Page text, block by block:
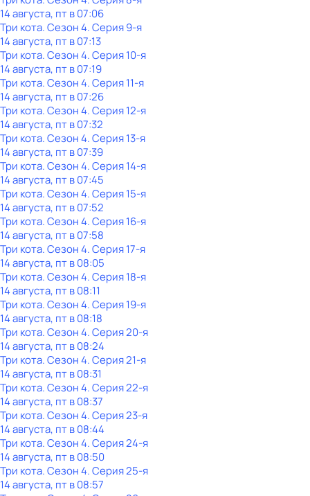
14 августа, пт в 07:06
Три кота. Сезон 4. Серия 9-я
14 августа, пт в 07:13
Три кота. Сезон 4. Серия 10-я
14 августа, пт в 07:19
Три кота. Сезон 4. Серия 11-я
14 августа, пт в 07:26
Три кота. Сезон 4. Серия 12-я
14 августа, пт в 07:32
Три кота. Сезон 4. Серия 13-я
14 августа, пт в 07:39
Три кота. Сезон 4. Серия 14-я
14 августа, пт в 07:45
Три кота. Сезон 4. Серия 15-я
14 августа, пт в 07:52
Три кота. Сезон 4. Серия 16-я
14 августа, пт в 07:58
Три кота. Сезон 4. Серия 17-я
14 августа, пт в 08:05
Три кота. Сезон 4. Серия 18-я
14 августа, пт в 08:11
Три кота. Сезон 4. Серия 19-я
14 августа, пт в 08:18
Три кота. Сезон 4. Серия 20-я
14 августа, пт в 08:24
Три кота. Сезон 4. Серия 21-я
14 августа, пт в 08:31
Три кота. Сезон 4. Серия 22-я
14 августа, пт в 08:37
Три кота. Сезон 4. Серия 23-я
14 августа, пт в 08:44
Три кота. Сезон 4. Серия 24-я
14 августа, пт в 08:50
Три кота. Сезон 4. Серия 25-я
14 августа, пт в 08:57